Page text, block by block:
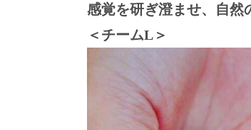
感覚を研ぎ澄ませ、自然
＜チームL＞